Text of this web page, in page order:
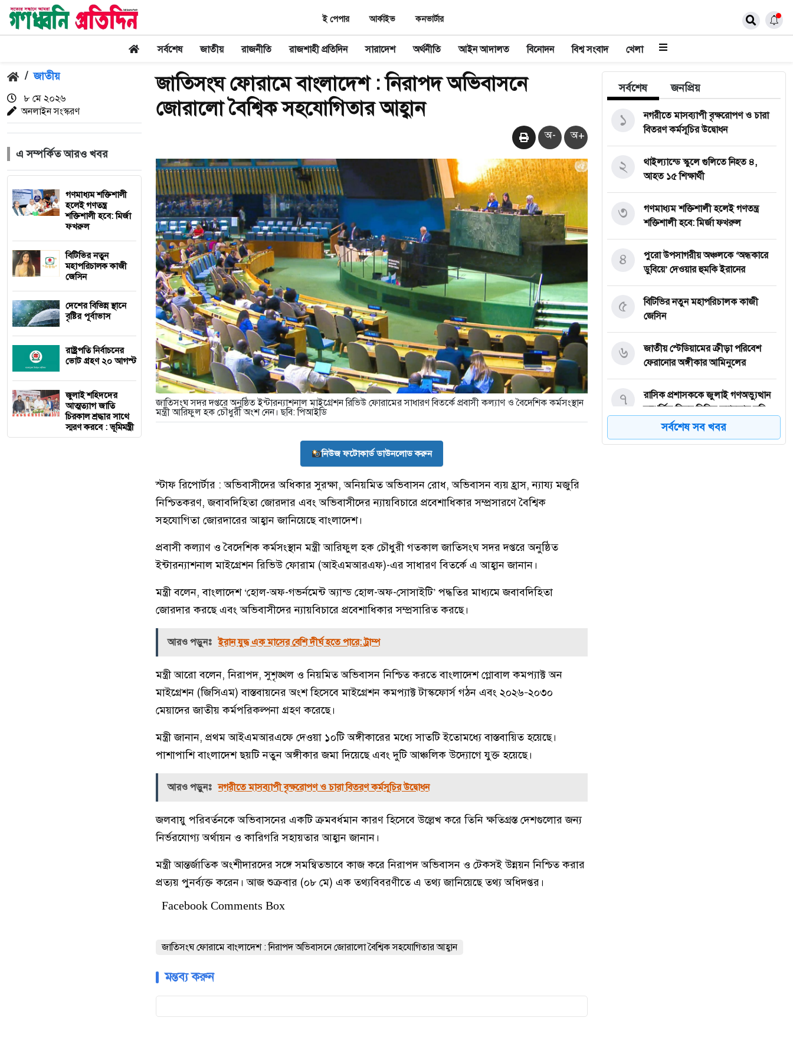
ই পেপার আর্কাইভ কনভার্টার
সর্বশেষ জাতীয় রাজনীতি রাজশাহী প্রতিদিন সারাদেশ অর্থনীতি আইন আদালত বিনোদন বিশ্ব সংবাদ খেলা
/ জাতীয়
৮ মে ২০২৬
অনলাইন সংস্করণ
এ সম্পর্কিত আরও খবর
গণমাধ্যম শক্তিশালী
হলেই গণতন্ত্র
শক্তিশালী হবে: মির্জা
ফখরুল
বিটিভির নতুন
মহাপরিচালক কাজী
জেসিন
দেশের বিভিন্ন স্থানে
বৃষ্টির পূর্বাভাস
রাষ্ট্রপতি নির্বাচনের
ভোট গ্রহণ ২০ আগস্ট
জুলাই শহিদদের
আত্মত্যাগ জাতি
চিরকাল শ্রদ্ধার সাথে
স্মরণ করবে : ভূমিমন্ত্রী
জাতিসংঘ ফোরামে বাংলাদেশ : নিরাপদ অভিবাসনে
জোরালো বৈশ্বিক সহযোগিতার আহ্বান
অ- অ+
জাতিসংঘ সদর দপ্তরে অনুষ্ঠিত ইন্টারন্যাশনাল মাইগ্রেশন রিভিউ ফোরামের সাধারণ বিতর্কে প্রবাসী কল্যাণ ও বৈদেশিক কর্মসংস্থান
মন্ত্রী আরিফুল হক চৌধুরী অংশ নেন। ছবি: পিআইডি
নিউজ ফটোকার্ড ডাউনলোড করুন
স্টাফ রিপোর্টার : অভিবাসীদের অধিকার সুরক্ষা, অনিয়মিত অভিবাসন রোধ, অভিবাসন ব্যয় হ্রাস, ন্যায্য মজুরি
নিশ্চিতকরণ, জবাবদিহিতা জোরদার এবং অভিবাসীদের ন্যায়বিচারে প্রবেশাধিকার সম্প্রসারণে বৈশ্বিক
সহযোগিতা জোরদারের আহ্বান জানিয়েছে বাংলাদেশ।
প্রবাসী কল্যাণ ও বৈদেশিক কর্মসংস্থান মন্ত্রী আরিফুল হক চৌধুরী গতকাল জাতিসংঘ সদর দপ্তরে অনুষ্ঠিত
ইন্টারন্যাশনাল মাইগ্রেশন রিভিউ ফোরাম (আইএমআরএফ)-এর সাধারণ বিতর্কে এ আহ্বান জানান।
মন্ত্রী বলেন, বাংলাদেশ ‘হোল-অফ-গভর্নমেন্ট অ্যান্ড হোল-অফ-সোসাইটি’ পদ্ধতির মাধ্যমে জবাবদিহিতা
জোরদার করছে এবং অভিবাসীদের ন্যায়বিচারে প্রবেশাধিকার সম্প্রসারিত করছে।
আরও পড়ুনঃ ইরান যুদ্ধ এক মাসের বেশি দীর্ঘ হতে পারে: ট্রাম্প
মন্ত্রী আরো বলেন, নিরাপদ, সুশৃঙ্খল ও নিয়মিত অভিবাসন নিশ্চিত করতে বাংলাদেশ গ্লোবাল কমপ্যাক্ট অন
মাইগ্রেশন (জিসিএম) বাস্তবায়নের অংশ হিসেবে মাইগ্রেশন কমপ্যাক্ট টাস্কফোর্স গঠন এবং ২০২৬–২০৩০
মেয়াদের জাতীয় কর্মপরিকল্পনা গ্রহণ করেছে।
মন্ত্রী জানান, প্রথম আইএমআরএফে দেওয়া ১০টি অঙ্গীকারের মধ্যে সাতটি ইতোমধ্যে বাস্তবায়িত হয়েছে।
পাশাপাশি বাংলাদেশ ছয়টি নতুন অঙ্গীকার জমা দিয়েছে এবং দুটি আঞ্চলিক উদ্যোগে যুক্ত হয়েছে।
আরও পড়ুনঃ নগরীতে মাসব্যাপী বৃক্ষরোপণ ও চারা বিতরণ কর্মসূচির উদ্বোধন
জলবায়ু পরিবর্তনকে অভিবাসনের একটি ক্রমবর্ধমান কারণ হিসেবে উল্লেখ করে তিনি ক্ষতিগ্রস্ত দেশগুলোর জন্য
নির্ভরযোগ্য অর্থায়ন ও কারিগরি সহায়তার আহ্বান জানান।
মন্ত্রী আন্তর্জাতিক অংশীদারদের সঙ্গে সমন্বিতভাবে কাজ করে নিরাপদ অভিবাসন ও টেকসই উন্নয়ন নিশ্চিত করার
প্রত্যয় পুনর্ব্যক্ত করেন। আজ শুক্রবার (০৮ মে) এক তথ্যবিবরণীতে এ তথ্য জানিয়েছে তথ্য অধিদপ্তর।
Facebook Comments Box
জাতিসংঘ ফোরামে বাংলাদেশ : নিরাপদ অভিবাসনে জোরালো বৈশ্বিক সহযোগিতার আহ্বান
মন্তব্য করুন
সর্বশেষ জনপ্রিয়
নগরীতে মাসব্যাপী বৃক্ষরোপণ ও চারা
বিতরণ কর্মসূচির উদ্বোধন
১
থাইল্যান্ডে স্কুলে গুলিতে নিহত ৪,
আহত ১৫ শিক্ষার্থী
২
গণমাধ্যম শক্তিশালী হলেই গণতন্ত্র
শক্তিশালী হবে: মির্জা ফখরুল
৩
পুরো উপসাগরীয় অঞ্চলকে ‘অন্ধকারে
ডুবিয়ে’ দেওয়ার হুমকি ইরানের
৪
বিটিভির নতুন মহাপরিচালক কাজী
জেসিন
৫
জাতীয় স্টেডিয়ামের ক্রীড়া পরিবেশ
ফেরানোর অঙ্গীকার আমিনুলের
৬
রাসিক প্রশাসককে জুলাই গণঅভ্যুত্থান
সম্পর্কিত বিজয় মিছিল ক্যানভাস ছবি
উপহার
৭
সর্বশেষ সব খবর